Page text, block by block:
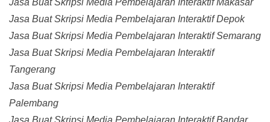
Jasa Buat Skripsi Media Pembelajaran Interaktif Makasar
Jasa Buat Skripsi Media Pembelajaran Interaktif Depok
Jasa Buat Skripsi Media Pembelajaran Interaktif Semarang
Jasa Buat Skripsi Media Pembelajaran Interaktif
Tangerang
Jasa Buat Skripsi Media Pembelajaran Interaktif
Palembang